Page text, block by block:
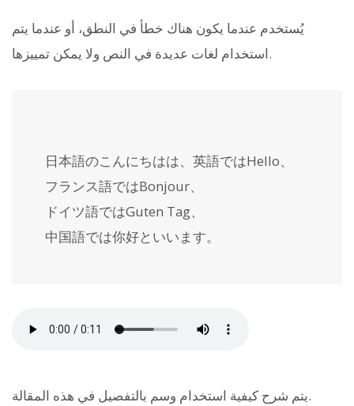
يُستخدم عندما يكون هناك خطأ في النطق، أو عندما يتم
استخدام لغات عديدة في النص ولا يمكن تمييزها.
日本語のこんにちはは、英語ではHello、
フランス語ではBonjour、
ドイツ語ではGuten Tag、
中国語では你好といいます。
يتم شرح كيفية استخدام وسمبالتفصيل في هذه المقالة.